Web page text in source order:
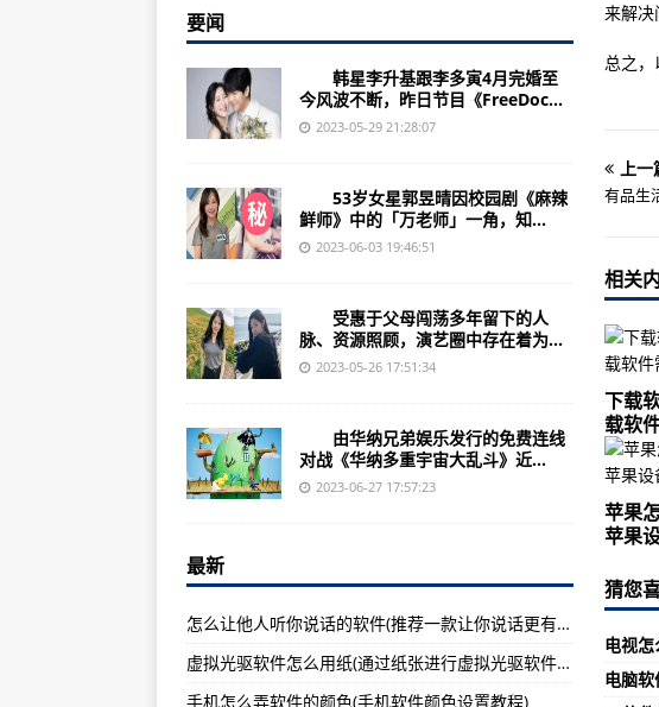
手机软件gps检测怎么用(手机软件gps检测的使用方法)
智慧软件怎么添加股票(如何在智慧软件中添加股票)
下载软件的名字怎么弄(如何正确命名下载的软件)
怎么便宜卖大牌衣服的软件(便宜卖大牌衣服)
怎么给苹果手机下软件(苹果手机下载软件方法)
怎么下载cad软件安装(下载cad软件并进行安装)
怎么在手机自制壁纸软件(手机自制壁纸软件的制作方
谁便宜软件怎么样(便宜软件比贵的更值得选择)
游戏空间怎么彻底关闭软件(如何关闭游戏空间中的软
小米运动软件怎么更新(小米运动软件更新方法介绍)
在软件商店怎么下载歌曲(软件商店下载歌曲的方法)
怎么关软件的开启广告(如何禁用软件的开屏广告)
怎么在软件上配货(在软件上配货方法)
用不同软件配音乐怎么配(从用不同软件开始试试)
商超管理软件怎么用(如何使用商超管理软件)
来解决
总之
上一
有品生
相关
下载
载软
苹果
苹果
猜您
电视
电脑
要闻
韩星李升基跟李多寅4月完婚至
今风波不断，昨日节目《FreeDoc...
2023-05-29 21:28:07
53岁女星郭昱晴因校园剧《麻辣
鲜师》中的「万老师」一角，知...
2023-06-03 19:46:51
受惠于父母闯荡多年留下的人
脉、资源照顾，演艺圈中存在着为...
2023-05-26 17:51:34
由华纳兄弟娱乐发行的免费连线
对战《华纳多重宇宙大乱斗》近...
2023-06-27 17:57:23
最新
怎么让他人听你说话的软件(推荐一款让你说话更有说服力的软件)
虚拟光驱软件怎么用纸(通过纸张进行虚拟光驱软件的操控方法)
手机怎么弄软件的颜色(手机软件颜色设置教程)